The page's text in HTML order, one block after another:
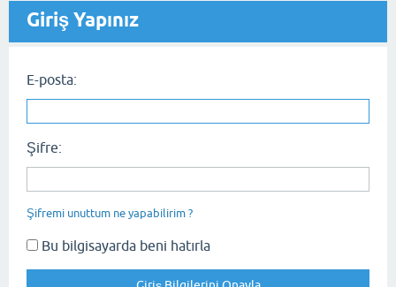
Giriş Yapınız
E-posta:
Şifre:
Şifremi unuttum ne yapabilirim ?
Bu bilgisayarda beni hatırla